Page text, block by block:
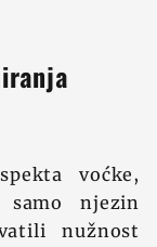
voćke,
njezin
nužnost